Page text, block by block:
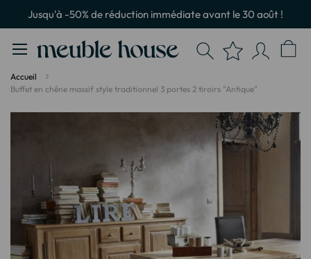
Jusqu'à -50% de réduction immédiate avant le 30 août !
Accueil
Buffet en chêne massif style traditionnel 3 portes 2 tiroirs "Antique"
galerie
d’images
Panneau de gestion des cookies